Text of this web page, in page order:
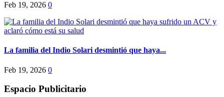
Feb 19, 2026 0
La familia del Indio Solari desmintió que haya...
Feb 19, 2026 0
Espacio Publicitario